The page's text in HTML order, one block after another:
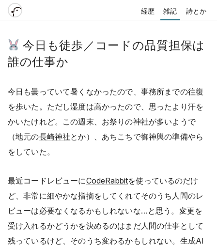
経歴 雑記 詩とか
今日も徒歩／コードの品質担保は
誰の仕事か
今日も曇っていて暑くなかったので、事務所までの往復
を歩いた。ただし湿度は高かったので、思ったより汗を
かいたけれど。この週末、お祭りの神社が多いようで
（地元の長崎神社とか）、あちこちで御神輿の準備やら
をしていた。
最近コードレビューにCodeRabbitを使っているのだけ
ど、非常に細やかな指摘をしてくれてそのうち人間のレ
ビューは必要なくなるかもしれないな…と思う。変更を
受け入れるかどうかを決めるのはまだ人間の仕事として
残っているけど、そのうち変わるかもしれない。生成AI